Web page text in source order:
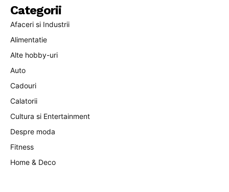
Categorii
Afaceri si Industrii
Alimentatie
Alte hobby-uri
Auto
Cadouri
Calatorii
Cultura si Entertainment
Despre moda
Fitness
Home & Deco